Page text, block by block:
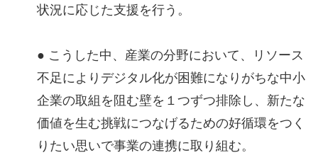
状況に応じた支援を行う。
● こうした中、産業の分野において、リソース
不足によりデジタル化が困難になりがちな中小
企業の取組を阻む壁を１つずつ排除し、新たな
価値を生む挑戦につなげるための好循環をつく
りたい思いで事業の連携に取り組む。